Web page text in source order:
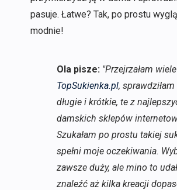
pasuje. Łatwe? Tak, po prostu
modnie!
Ola pisze: "Przejrzałam
TopSukienka.pl,
długie i krótkie, te z
damskich sklepów
Szukałam po prostu takiej
spełni moje oczekiwania.
zawsze duży, ale mino to
znaleźć aż kilka kreacji